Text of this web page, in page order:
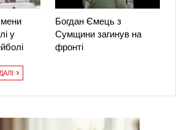
у
Богдан Ємець з
Сумщини загинув на
фронті
ДАЛІ